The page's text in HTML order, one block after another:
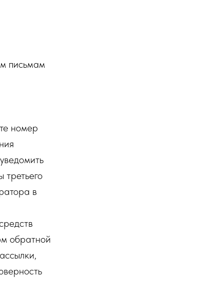
письмам
номер
в
обратной